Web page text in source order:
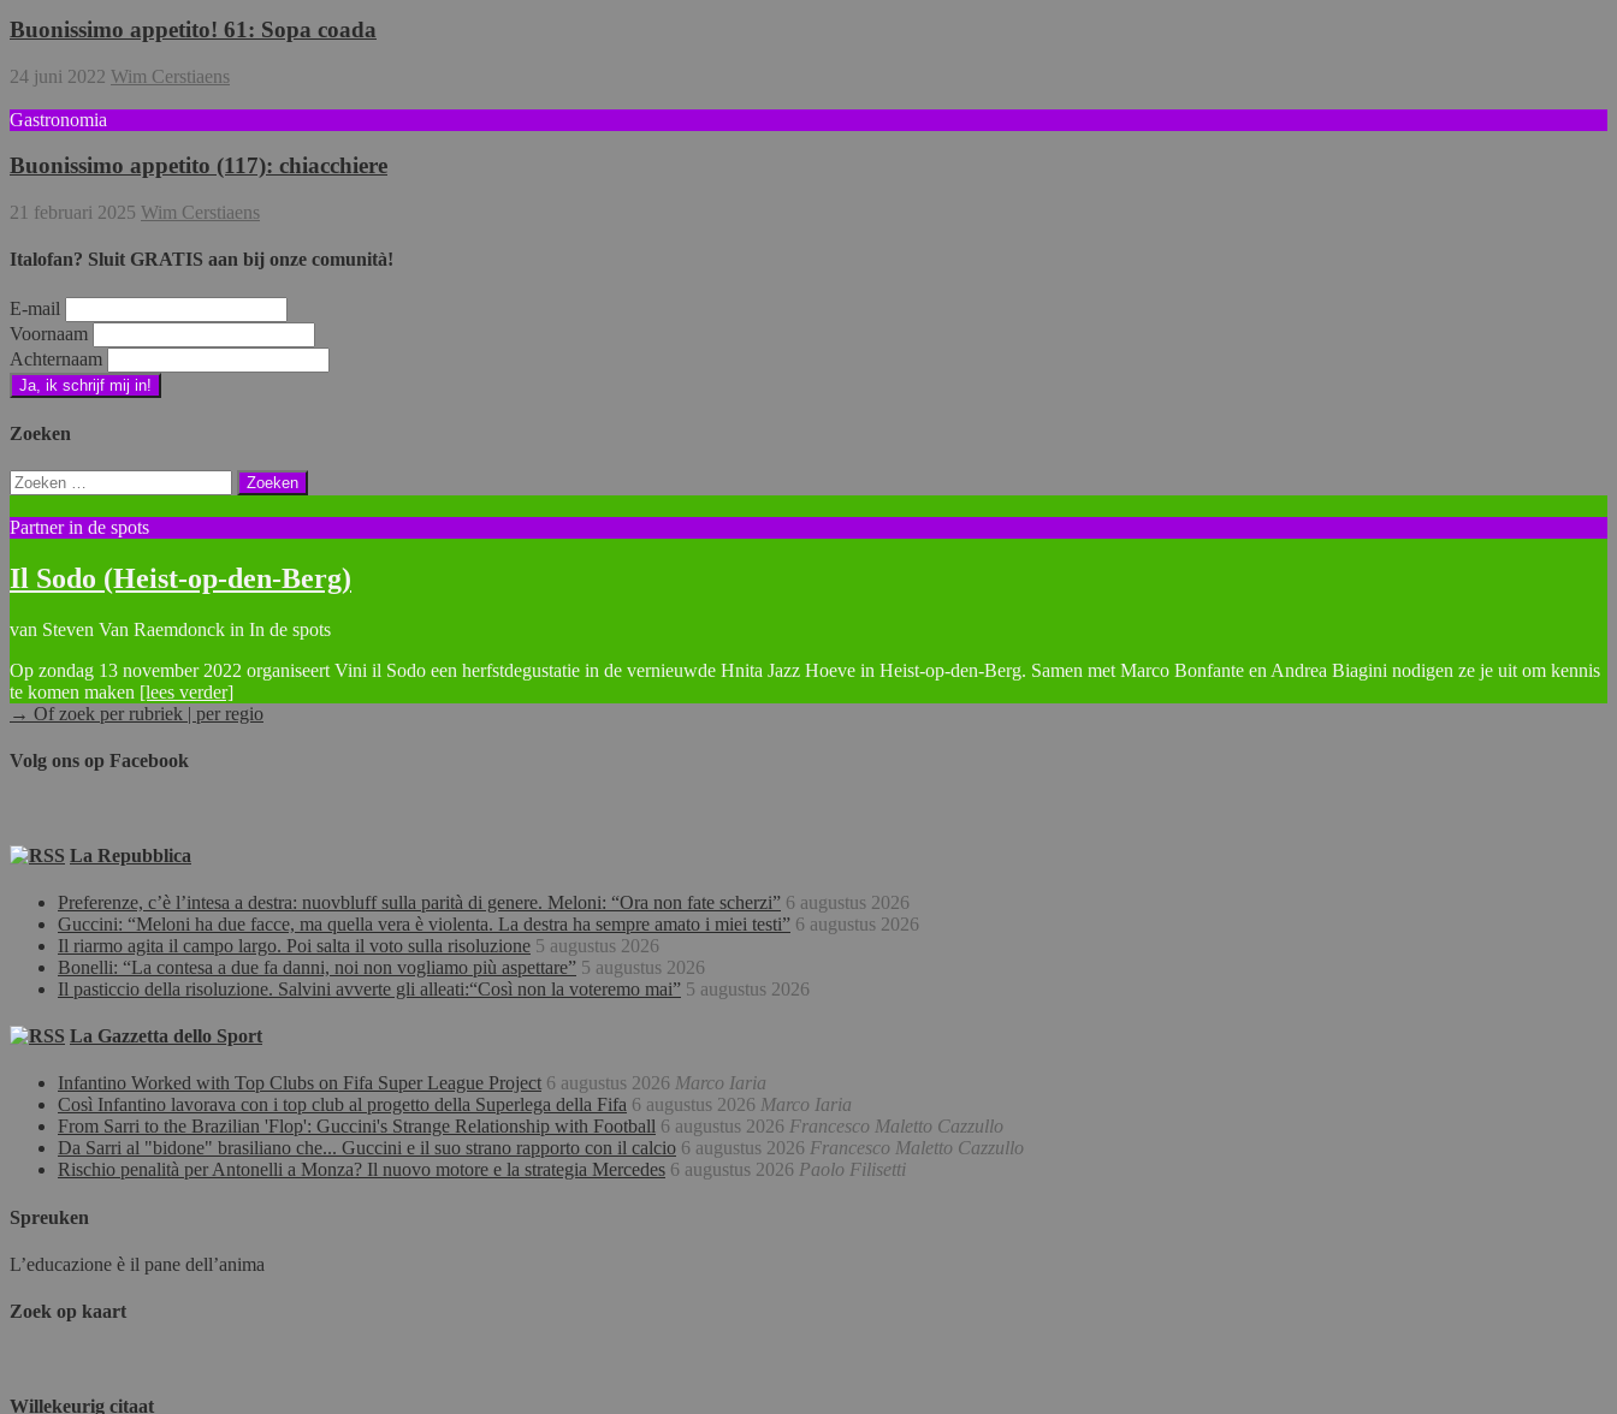
Buonissimo appetito! 61: Sopa coada
24 juni 2022 Wim Cerstiaens
Gastronomia
Buonissimo appetito (117): chiacchiere
21 februari 2025 Wim Cerstiaens
Italofan? Sluit GRATIS aan bij onze comunità!
E-mail
Voornaam
Achternaam
Zoeken
Zoeken
naar:
Partner in de spots
Il Sodo (Heist-op-den-Berg)
van Steven Van Raemdonck in In de spots
Op zondag 13 november 2022 organiseert Vini il Sodo een herfstdegustatie in de vernieuwde Hnita Jazz Hoeve in Heist-op-den-Berg. Samen met Marco Bonfante en Andrea Biagini nodigen ze je uit om kennis
te komen maken [lees verder]
→ Of zoek per rubriek | per regio
Volg ons op Facebook
La Repubblica
Preferenze, c’è l’intesa a destra: nuovbluff sulla parità di genere. Meloni: “Ora non fate scherzi” 6 augustus 2026
Guccini: “Meloni ha due facce, ma quella vera è violenta. La destra ha sempre amato i miei testi” 6 augustus 2026
Il riarmo agita il campo largo. Poi salta il voto sulla risoluzione 5 augustus 2026
Bonelli: “La contesa a due fa danni, noi non vogliamo più aspettare” 5 augustus 2026
Il pasticcio della risoluzione. Salvini avverte gli alleati:“Così non la voteremo mai” 5 augustus 2026
La Gazzetta dello Sport
Infantino Worked with Top Clubs on Fifa Super League Project 6 augustus 2026 Marco Iaria
Così Infantino lavorava con i top club al progetto della Superlega della Fifa 6 augustus 2026 Marco Iaria
From Sarri to the Brazilian 'Flop': Guccini's Strange Relationship with Football 6 augustus 2026 Francesco Maletto Cazzullo
Da Sarri al "bidone" brasiliano che... Guccini e il suo strano rapporto con il calcio 6 augustus 2026 Francesco Maletto Cazzullo
Rischio penalità per Antonelli a Monza? Il nuovo motore e la strategia Mercedes 6 augustus 2026 Paolo Filisetti
Spreuken
L’educazione è il pane dell’anima
Zoek op kaart
Willekeurig citaat